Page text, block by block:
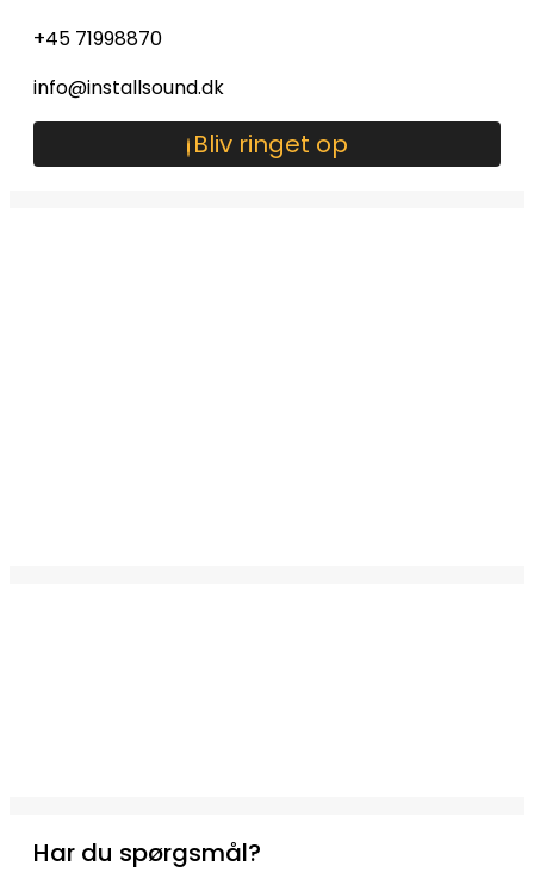
+45 71998870
info@installsound.dk
Bliv ringet op
Har du spørgsmål?